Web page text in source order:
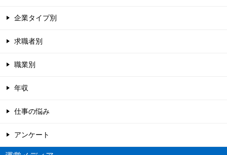
企業タイプ別
求職者別
職業別
年収
仕事の悩み
アンケート